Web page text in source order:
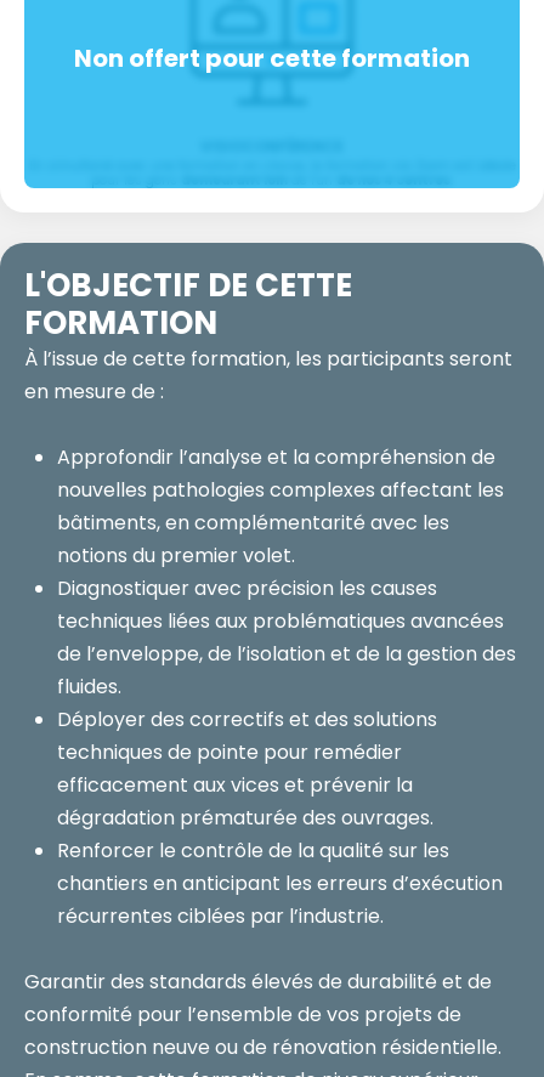
L'OBJECTIF DE CETTE
FORMATION
À l’issue de cette formation, les participants seront
en mesure de :
Approfondir l’analyse et la compréhension de
nouvelles pathologies complexes affectant les
bâtiments, en complémentarité avec les
notions du premier volet.
Diagnostiquer avec précision les causes
techniques liées aux problématiques avancées
de l’enveloppe, de l’isolation et de la gestion des
fluides.
Déployer des correctifs et des solutions
techniques de pointe pour remédier
efficacement aux vices et prévenir la
dégradation prématurée des ouvrages.
Renforcer le contrôle de la qualité sur les
chantiers en anticipant les erreurs d’exécution
récurrentes ciblées par l’industrie.
Garantir des standards élevés de durabilité et de
conformité pour l’ensemble de vos projets de
construction neuve ou de rénovation résidentielle.